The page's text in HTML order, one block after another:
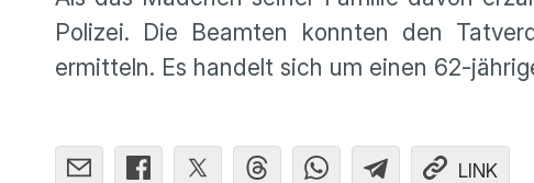
Polizei. Die Beamten konnten den
ermitteln. Es handelt sich um einen
LINK